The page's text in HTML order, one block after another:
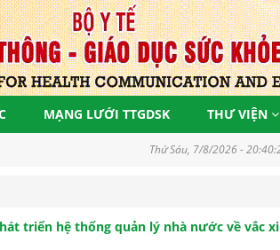
MẠNG LƯỚI TTGDSK THƯ VIỆN
Đồng hành vì một Việt Nam
Thứ Sáu, 7/8/2026 -
triển hệ thống quản lý nhà nước về vắc